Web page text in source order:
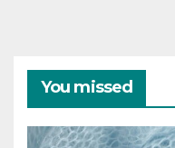
You missed